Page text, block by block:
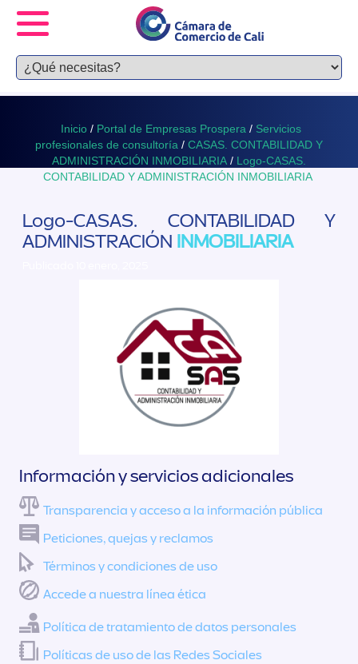
Inicio / Portal de Empresas Prospera / Servicios
profesionales de consultoría / CASAS. CONTABILIDAD Y
ADMINISTRACIÓN INMOBILIARIA / Logo-CASAS.
CONTABILIDAD Y ADMINISTRACIÓN INMOBILIARIA
Logo-CASAS. CONTABILIDAD Y
ADMINISTRACIÓN INMOBILIARIA
Información y servicios adicionales
Transparencia y acceso a la información pública
Peticiones, quejas y reclamos
Términos y condiciones de uso
Accede a nuestra línea ética
Política de tratamiento de datos personales
Políticas de uso de las Redes Sociales